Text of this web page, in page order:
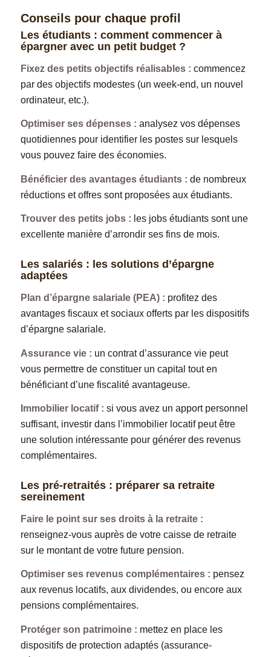
Conseils pour chaque profil
Les étudiants : comment commencer à
épargner avec un petit budget ?
Fixez des petits objectifs réalisables : commencez
par des objectifs modestes (un week-end, un nouvel
ordinateur, etc.).
Optimiser ses dépenses : analysez vos dépenses
quotidiennes pour identifier les postes sur lesquels
vous pouvez faire des économies.
Bénéficier des avantages étudiants : de nombreux
réductions et offres sont proposées aux étudiants.
Trouver des petits jobs : les jobs étudiants sont une
excellente manière d’arrondir ses fins de mois.
Les salariés : les solutions d’épargne
adaptées
Plan d’épargne salariale (PEA) : profitez des
avantages fiscaux et sociaux offerts par les dispositifs
d’épargne salariale.
Assurance vie : un contrat d’assurance vie peut
vous permettre de constituer un capital tout en
bénéficiant d’une fiscalité avantageuse.
Immobilier locatif : si vous avez un apport personnel
suffisant, investir dans l’immobilier locatif peut être
une solution intéressante pour générer des revenus
complémentaires.
Les pré-retraités : préparer sa retraite
sereinement
Faire le point sur ses droits à la retraite :
renseignez-vous auprès de votre caisse de retraite
sur le montant de votre future pension.
Optimiser ses revenus complémentaires : pensez
aux revenus locatifs, aux dividendes, ou encore aux
pensions complémentaires.
Protéger son patrimoine : mettez en place les
dispositifs de protection adaptés (assurance-